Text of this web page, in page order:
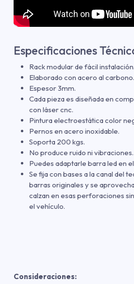
Especificaciones
Rack modular de fácil instalación.
Elaborado con acero al carbono.
Espesor 3mm.
Cada pieza es diseñada en
con láser cnc.
Pintura electroestática color
Pernos en acero inoxidable.
Soporta 200 kgs.
No produce ruido ni vibraciones.
Puedes adaptarle barra led en
Se fija con bases a la canal del
barras originales y se
calzan en esas perforaciones
el vehículo.
Consideraciones: